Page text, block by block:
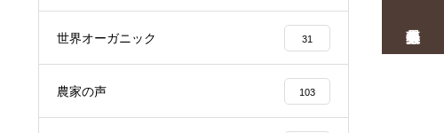
世界オーガニック 31
農家の声 103